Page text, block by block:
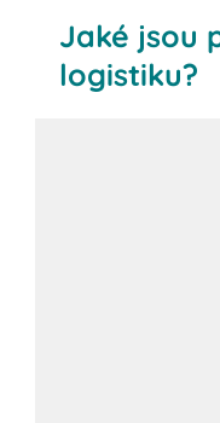
Jaké jsou
logistiku?